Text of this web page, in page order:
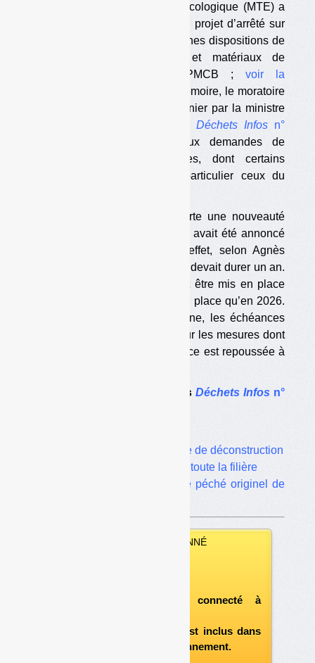
Le ministère de la Transition écologique (MTE) a
mis en consultation publique le projet d’arrêté sur
le moratoire applicable à certaines dispositions de
la filière sur les produits et matériaux de
construction du bâtiment (PMCB ;voir la
). Pour mémoire, le moratoire
avait été annoncé en mars dernier par la ministre
Déchets Infos n°
). Il vise à répondre aux demandes de
nombreuses parties prenantes, dont certains
metteurs en marché, et en particulier ceux du
Le projet mis en ligne comporte une nouveauté
importante par rapport à ce qui avait été annoncé
par la ministre en mars. En effet, selon Agnès
Pannier-Runacher, le moratoire devait durer un an.
Donc ce qui devait initialement être mis en place
en 2025 aurait pu n’être mis en place qu’en 2026.
Mais dans le projet mis en ligne, les échéances
sont repoussées à 2027. Et pour les mesures dont
l’échéance était 2024, l’échéance est repoussée à
Le dossier complet dansDéchets Infos n°
Une refondation en forme de déconstruction
Un risque de blocage de toute la filière
Baisse des barèmes : le péché originel de
VOUS ÊTES ABONNÉ
après vous être connecté à
et si le document est inclus dans
votre formule d'abonnement.